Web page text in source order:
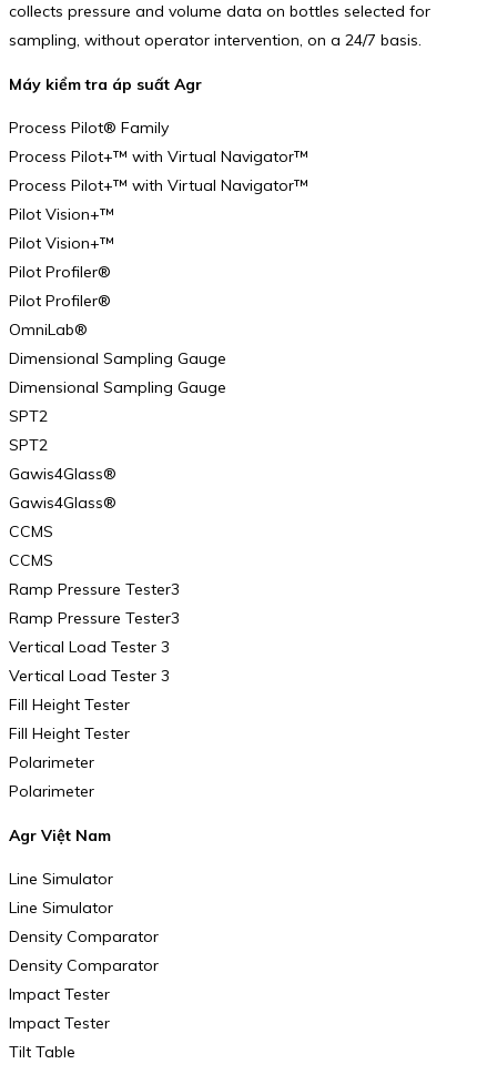
collects pressure and volume data on bottles selected for
sampling, without operator intervention, on a 24/7 basis.
Máy kiểm tra áp suất Agr
Process Pilot® Family
Process Pilot+™ with Virtual Navigator™
Process Pilot+™ with Virtual Navigator™
Pilot Vision+™
Pilot Vision+™
Pilot Profiler®
Pilot Profiler®
OmniLab®
Dimensional Sampling Gauge
Dimensional Sampling Gauge
SPT2
SPT2
Gawis4Glass®
Gawis4Glass®
CCMS
CCMS
Ramp Pressure Tester3
Ramp Pressure Tester3
Vertical Load Tester 3
Vertical Load Tester 3
Fill Height Tester
Fill Height Tester
Polarimeter
Polarimeter
Agr Việt Nam
Line Simulator
Line Simulator
Density Comparator
Density Comparator
Impact Tester
Impact Tester
Tilt Table